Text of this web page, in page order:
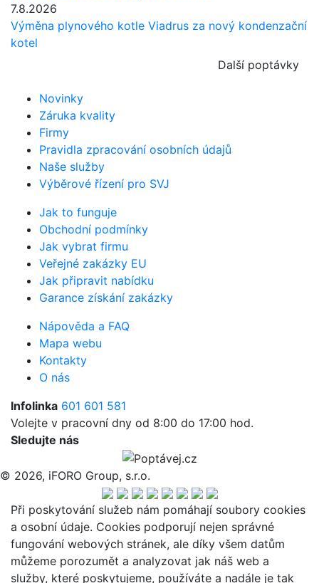
7.8.2026
Výměna plynového kotle Viadrus za nový kondenzační
kotel
Další poptávky
Novinky
Záruka kvality
Firmy
Pravidla zpracování osobních údajů
Naše služby
Výběrové řízení pro SVJ
Jak to funguje
Obchodní podmínky
Jak vybrat firmu
Veřejné zakázky EU
Jak připravit nabídku
Garance získání zakázky
Nápověda a FAQ
Mapa webu
Kontakty
O nás
Infolinka 601 601 581
Volejte v pracovní dny od 8:00 do 17:00 hod.
Sledujte nás
© 2026, iFORO Group, s.r.o.
Při poskytování služeb nám pomáhají soubory cookies
a osobní údaje. Cookies podporují nejen správné
fungování webových stránek, ale díky všem datům
můžeme porozumět a analyzovat jak náš web a
služby, které poskytujeme, používáte a nadále je tak